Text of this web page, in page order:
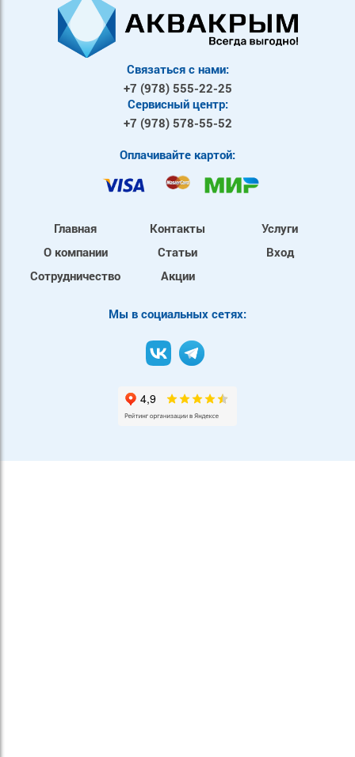
Связаться с нами:
+7 (978) 555-22-25
Сервисный центр:
+7 (978) 578-55-52
Оплачивайте картой:
Главная
О компании
Сотрудничество
Контакты
Статьи
Акции
Услуги
Вход
Mы в социальных сетях: